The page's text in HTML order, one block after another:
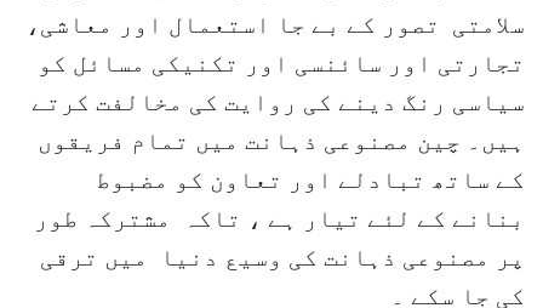
سلامتی تصور کے بے جا استعمال اور معاشی،
تجارتی اور سائنسی اور تکنیکی مسائل کو
سیاسی رنگ دینے کی روایت کی مخالفت کرتے
ہیں۔ چین مصنوعی ذہانت میں تمام فریقوں
کے ساتھ تبادلے اور تعاون کو مضبوط
بنانے کے لئے تیار ہے ، تاکہ مشترکہ طور
پر مصنوعی ذہانت کی وسیع دنیا میں ترقی
کی جا سکے ۔